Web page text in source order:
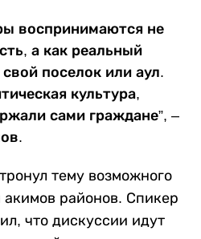
воспринимаются не
а как реальный
поселок или аул.
культура,
сами граждане”, –
тему возможного
районов. Спикер
что дискуссии идут